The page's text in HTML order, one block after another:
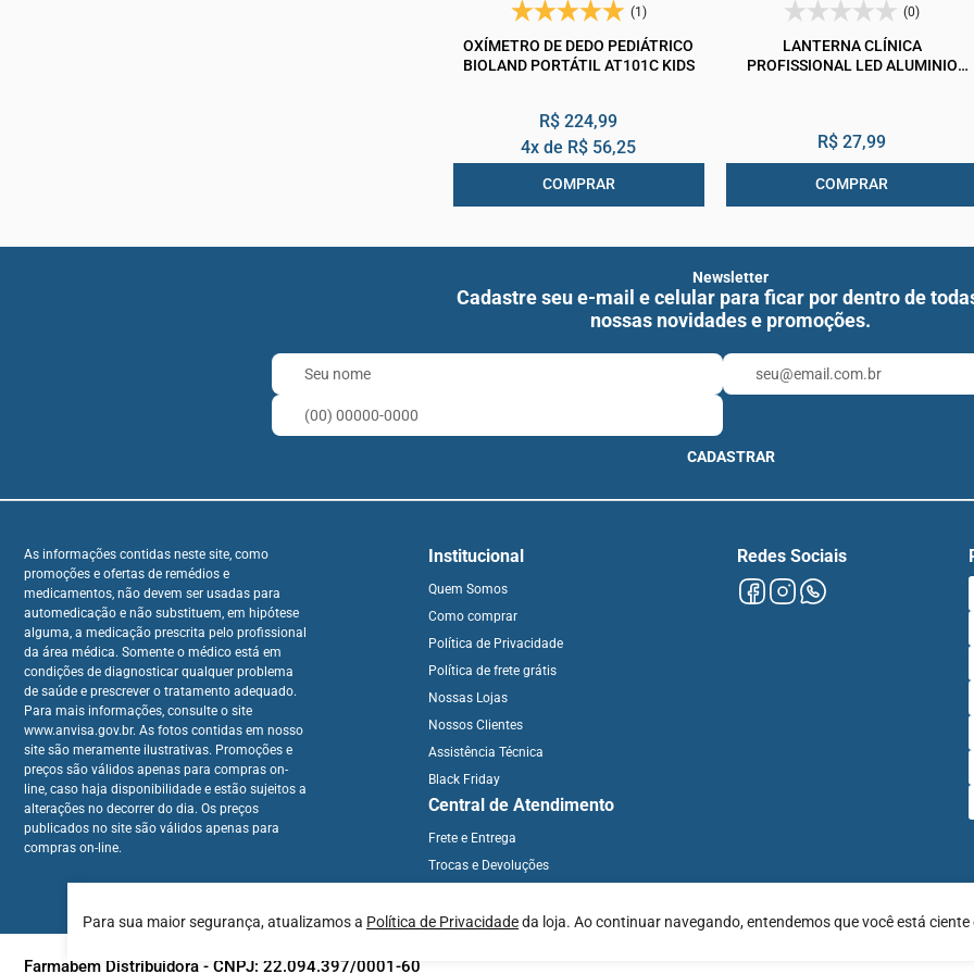
Para sua maior segurança, atualizamos a Política de Privacidadeda loja. Ao continuar navegando, entendemos que você está ciente
(1)
OXÍMETRO DE DEDO PEDIÁTRICO
BIOLAND PORTÁTIL AT101C KIDS
R$ 224,99
4x de R$ 56,25
COMPRAR
(0)
LANTERNA CLÍNICA
PROFISSIONAL LED ALUMINIO
R$ 27,99
COMPRAR
Newsletter
Cadastre seu e-mail e celular para ficar por dentro de
nossas novidades e promoções.
CADASTRAR
As informações contidas neste site, como
promoções e ofertas de remédios e
medicamentos, não devem ser usadas para
automedicação e não substituem, em hipótese
alguma, a medicação prescrita pelo profissional
da área médica. Somente o médico está em
condições de diagnosticar qualquer problema
de saúde e prescrever o tratamento adequado.
Para mais informações, consulte o site
www.anvisa.gov.br. As fotos contidas em nosso
site são meramente ilustrativas. Promoções e
preços são válidos apenas para compras on-
line, caso haja disponibilidade e estão sujeitos a
alterações no decorrer do dia. Os preços
publicados no site são válidos apenas para
compras on-line.
Institucional
Quem Somos
Como comprar
Política de Privacidade
Política de frete grátis
Nossas Lojas
Nossos Clientes
Assistência Técnica
Black Friday
Central de Atendimento
Frete e Entrega
Trocas e Devoluções
Redes Sociais
Farmabem Distribuidora - CNPJ: 22.094.397/0001-60